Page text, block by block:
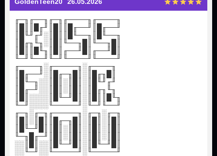
╓─╖╓──╖╓─╖╓────╖╓────╖
║█║║█╓╜║█║║█╓──╜║█╓──╜
║█╙╜╓╜░║█║║█╙──╖║█╙──╖
║█╓╖╙╖░║█║╙──╖█║╙──╖█║
║█║║█╙╖║█║╓──╜█║╓──╜█║
╙─╜╙──╜╙─╜╙────╜╙────╜
╓────╖░╓─────╖░╓────╖
║█╓──╜░║█╓─╖█║░║█╓╖█║
║█╙─╖░░║█║░║█║░║█╙╜╓╜
║█╓─╜░░║█║░║█║░║█╓╖╙╖
║█║░░░░║█╙─╜█║░║█║║█╙╖
╙─╜░░░░╙─────╜░╙─╜╙──╜
╓─╖░╓─╖╓─────╖░╓─╖░╓─╖
║█║░║█║║█╓─╖█║░║█║░║█║
║█╙─╜█║║█║░║█║░║█║░║█║
╙─╖█╓─╜║█║░║█║░║█║░║█║
░░║█║░░║█╙─╜█║░║█╙─╜█║
░░╙─╜░░╙─────╜░╙─────╜